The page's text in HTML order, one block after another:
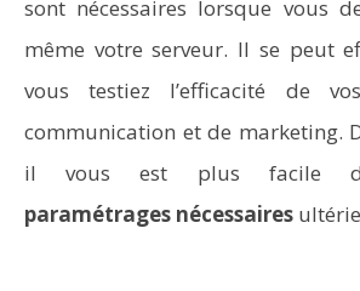
sont nécessaires lorsque vous
même votre serveur. Il se peut
vous testiez l’efficacité de
communication et de marketing.
il vous est plus facile
paramétrages nécessaires